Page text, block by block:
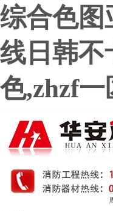
综合色图
线日韩不
色,zhzf